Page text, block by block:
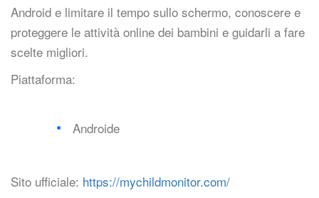
Android e limitare il tempo sullo schermo, conoscere e
proteggere le attività online dei bambini e guidarli a fare
scelte migliori.
Piattaforma:
Androide
Sito ufficiale: https://mychildmonitor.com/